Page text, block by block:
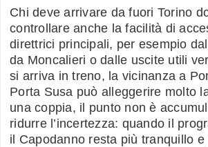
Chi deve arrivare da fuori Torino
controllare anche la facilità di
direttrici principali, per esempio
da Moncalieri o dalle uscite utili
si arriva in treno, la vicinanza a
Porta Susa può alleggerire molto
una coppia, il punto non è
ridurre l’incertezza: quando il
il Capodanno resta più tranquillo e